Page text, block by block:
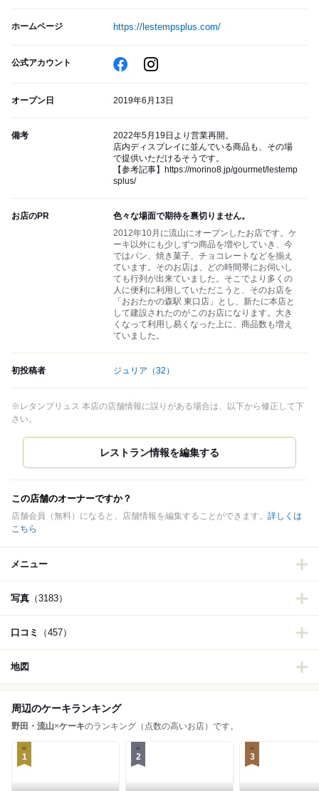
ホームページ https://lestempsplus.com/
公式アカウント
オープン日 2019年6月13日
備考
2022年5月19日より営業再開。
店内ディスプレイに並んでいる商品も、その場
で提供いただけるそうです。
【参考記事】https://morino8.jp/gourmet/lestemp
splus/
お店のPR
色々な場面で期待を裏切りません。
2012年10月に流山にオープンしたお店です。ケ
ーキ以外にも少しずつ商品を増やしていき、今
ではパン、焼き菓子、チョコレートなどを揃え
ています。そのお店は、どの時間帯にお伺いし
ても行列が出来ていました。そこでより多くの
人に便利に利用していただこうと、そのお店を
「おおたかの森駅 東口店」とし、新たに本店と
して建設されたのがこのお店になります。大き
くなって利用し易くなった上に、商品数も増え
ていました。
初投稿者 ジュリア （32）
※レタンプリュス 本店の店舗情報に誤りがある場合は、以下から修正して下
さい。
この店舗のオーナーですか？
店舗会員（無料）になると、店舗情報を編集することができます。 詳しくは
こちら
メニュー
写真 （3183）
口コミ （457）
地図
周辺のケーキランキング
野田・流山×ケーキのランキング（点数の高いお店）です。
1 2 3